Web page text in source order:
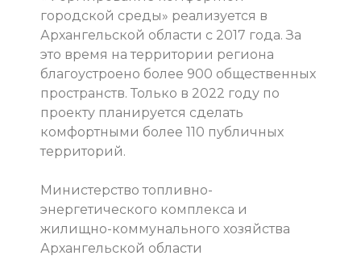
городской среды» реализуется в
Архангельской области с 2017 года. За
это время на территории региона
благоустроено более 900 общественных
пространств. Только в 2022 году по
проекту планируется сделать
комфортными более 110 публичных
территорий.
Министерство топливно-
энергетического комплекса и
жилищно-коммунального хозяйства
Архангельской области